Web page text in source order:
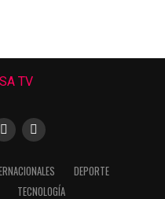
DEPORTE
TECNOLOGÍA